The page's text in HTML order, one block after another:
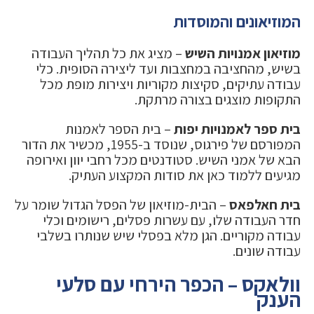
המוזיאונים והמוסדות
מוזיאון אמנויות השיש– מציג את כל תהליך העבודה
בשיש, מהחציבה במחצבות ועד ליצירה הסופית. כלי
עבודה עתיקים, סקיצות מקוריות ויצירות מופת מכל
התקופות מוצגים בצורה מרתקת.
בית ספר לאמנויות יפות– בית הספר לאמנות
המפורסם של פירגוס, שנוסד ב-1955, מכשיר את הדור
הבא של אמני השיש. סטודנטים מכל רחבי יוון ואירופה
מגיעים ללמוד כאן את סודות המקצוע העתיק.
בית חאלפאס– הבית-מוזיאון של הפסל הגדול שומר על
חדר העבודה שלו, עם עשרות פסלים, רישומים וכלי
עבודה מקוריים. הגן מלא בפסלי שיש שנותרו בשלבי
עבודה שונים.
וולאקס – הכפר הירחי עם סלעי
הענק